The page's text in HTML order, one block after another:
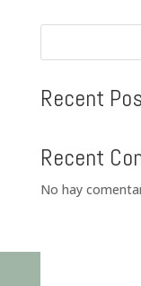
Recent
Recent
No hay